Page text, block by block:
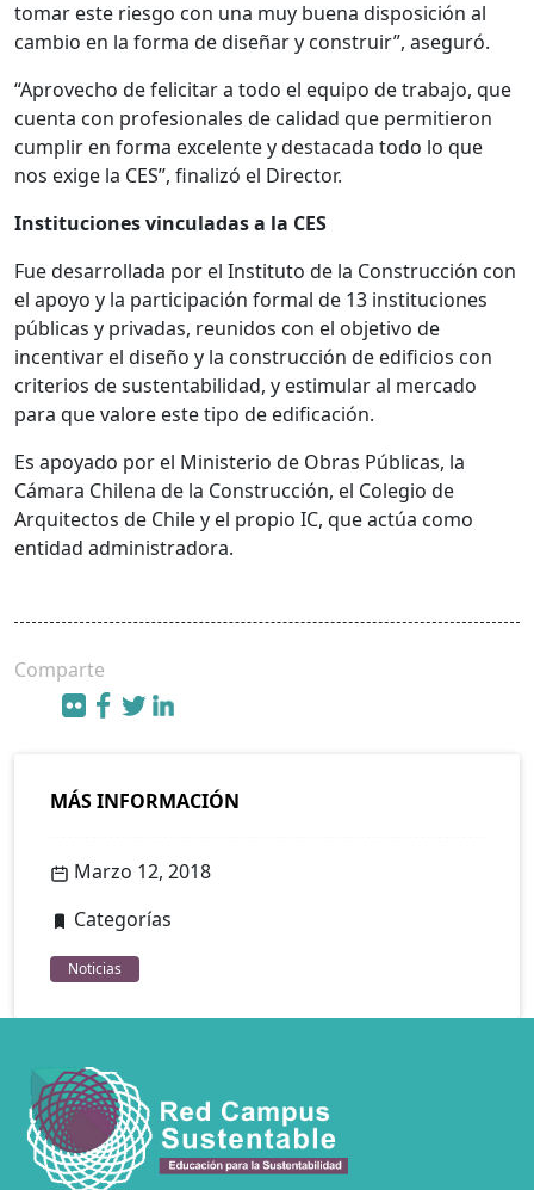
tomar este riesgo con una muy buena disposición al
cambio en la forma de diseñar y construir”, aseguró.
“Aprovecho de felicitar a todo el equipo de trabajo, que
cuenta con profesionales de calidad que permitieron
cumplir en forma excelente y destacada todo lo que
nos exige la CES”, finalizó el Director.
Instituciones vinculadas a la CES
Fue desarrollada por el Instituto de la Construcción con
el apoyo y la participación formal de 13 instituciones
públicas y privadas, reunidos con el objetivo de
incentivar el diseño y la construcción de edificios con
criterios de sustentabilidad, y estimular al mercado
para que valore este tipo de edificación.
Es apoyado por el Ministerio de Obras Públicas, la
Cámara Chilena de la Construcción, el Colegio de
Arquitectos de Chile y el propio IC, que actúa como
entidad administradora.
Comparte
MÁS INFORMACIÓN
Marzo 12, 2018
Categorías
Noticias